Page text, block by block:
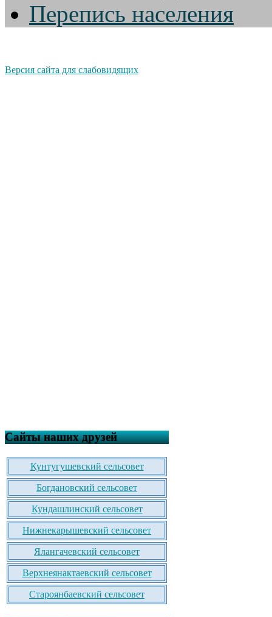
Перепись населения
Версия сайта для слабовидящих
Сайты наших друзей
Кунтугушевский сельсовет
Богдановский сельсовет
Кундашлинский сельсовет
Нижнекарышевский сельсовет
Ялангачевский сельсовет
Верхнеянактаевский сельсовет
Староянбаевский сельсовет